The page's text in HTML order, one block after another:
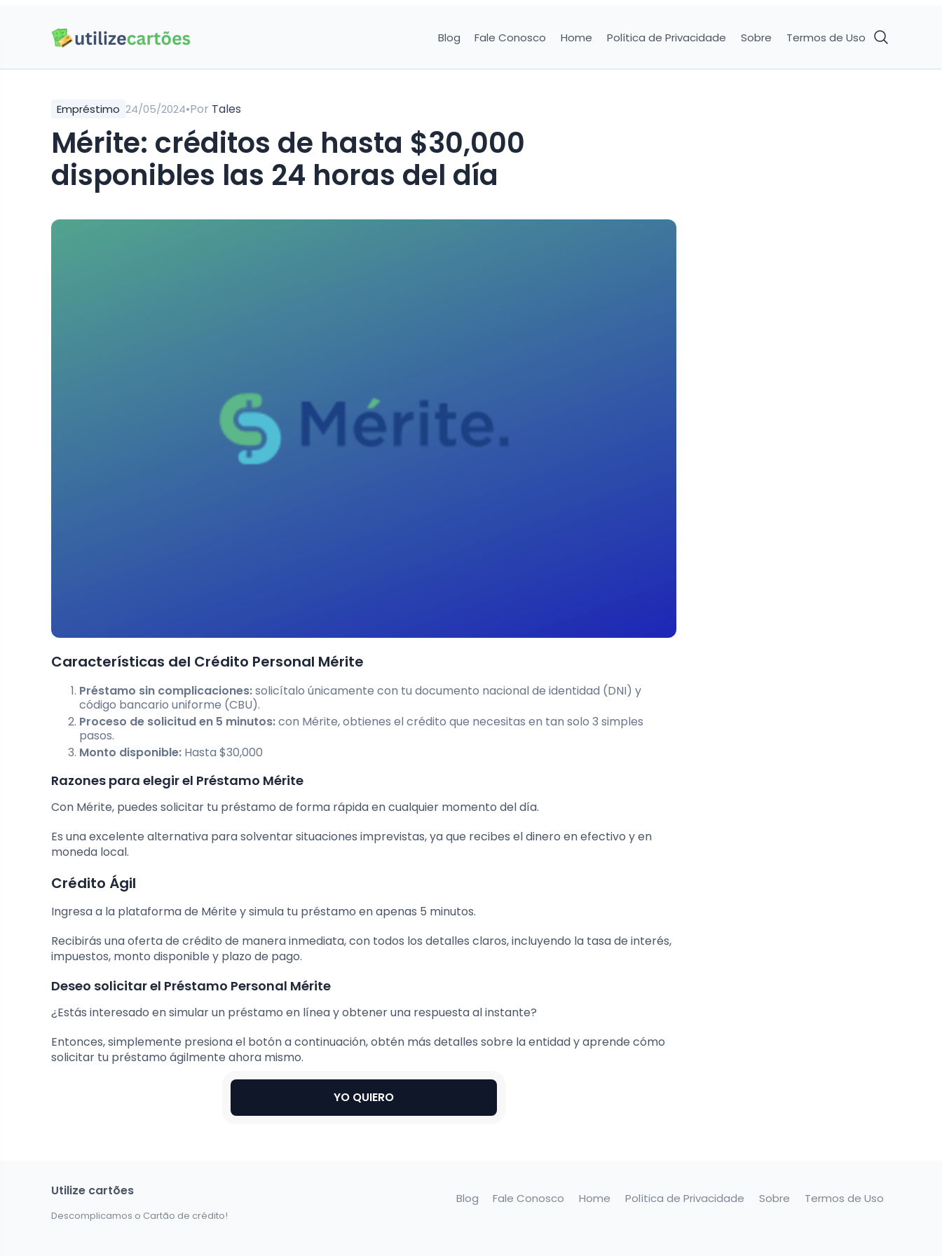
Blog Fale Conosco Home Política de Privacidade Sobre Termos de Uso
Empréstimo 24/05/2024•Por Tales
Mérite: créditos de hasta $30,000
disponibles las 24 horas del día
Características del Crédito Personal Mérite
Préstamo sin complicaciones:solicítalo únicamente con tu documento nacional de identidad (DNI) y
código bancario uniforme (CBU).
Proceso de solicitud en 5 minutos:con Mérite, obtienes el crédito que necesitas en tan solo 3 simples
pasos.
Monto disponible: Hasta $30,000
Razones para elegir el Préstamo Mérite
Con Mérite, puedes solicitar tu préstamo de forma rápida en cualquier momento del día.
Es una excelente alternativa para solventar situaciones imprevistas, ya que recibes el dinero en efectivo y en
moneda local.
Crédito Ágil
Ingresa a la plataforma de Mérite y simula tu préstamo en apenas 5 minutos.
Recibirás una oferta de crédito de manera inmediata, con todos los detalles claros, incluyendo la tasa de interés,
impuestos, monto disponible y plazo de pago.
Deseo solicitar el Préstamo Personal Mérite
¿Estás interesado en simular un préstamo en línea y obtener una respuesta al instante?
Entonces, simplemente presiona el botón a continuación, obtén más detalles sobre la entidad y aprende cómo
solicitar tu préstamo ágilmente ahora mismo.
YO QUIERO
Utilize cartões
Descomplicamos o Cartão de crédito!
Blog Fale Conosco Home Política de Privacidade Sobre Termos de Uso